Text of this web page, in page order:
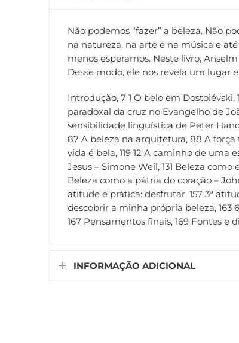
Não podemos “fazer” a beleza. Não
na natureza, na arte e na música e
menos esperamos. Neste livro,
Desse modo, ele nos revela um lugar
Introdução, 7 1 O belo em
paradoxal da cruz no Evangelho de
sensibilidade linguística de Peter
87 A beleza na arquitetura, 88 A força
vida é bela, 119 12 A caminho de uma
Jesus – Simone Weil, 131 Beleza
Beleza como a pátria do coração –
atitude e prática: desfrutar, 157 3ª
descobrir a minha própria beleza, 163
167 Pensamentos finais, 169 Fontes e
INFORMAÇÃO ADICIONAL